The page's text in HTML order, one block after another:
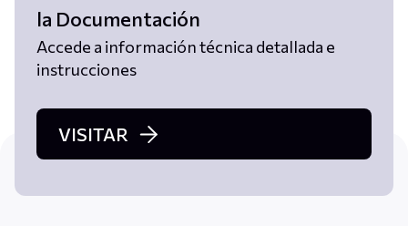
la Documentación
Accede a información técnica detallada e
instrucciones
VISITAR